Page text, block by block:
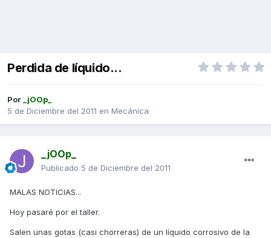
Perdida de líquido...
Por_jOOp_
5 de Diciembre del 2011 en Mecánica
_jOOp_
Publicado 5 de Diciembre del 2011
MALAS NOTICIAS...
Hoy pasaré por el taller.
Salen unas gotas (casi chorreras) de un líquido corrosivo de la